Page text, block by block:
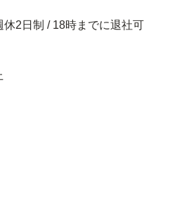
休2日制 / 18時までに退社可